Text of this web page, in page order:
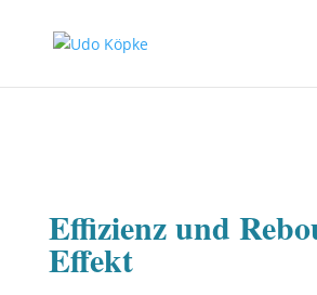
Effizienz und
Effekt